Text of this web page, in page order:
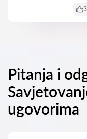
Pitanja i
ugovorima